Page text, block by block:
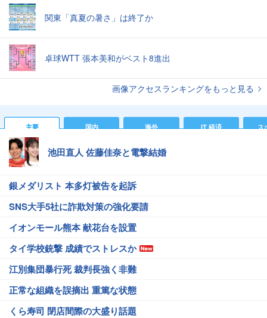
関東「真夏の暑さ」は終了か
卓球WTT 張本美和がベスト8進出
画像アクセスランキングをもっと見る
主要 国内 海外 IT 経済 ス
池田直人 佐藤佳奈と電撃結婚
銀メダリスト 本多灯被告を起訴
SNS大手5社に詐欺対策の強化要請
イオンモール熊本 献花台を設置
タイ学校銃撃 成績でストレスか
江別集団暴行死 裁判長強く非難
正常な組織を誤摘出 重篤な状態
くら寿司 閉店間際の大盛り話題